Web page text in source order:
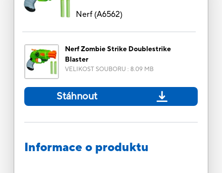
Nerf(A6562)
Nerf Zombie Strike Doublestrike
Blaster
VELIKOST SOUBORU : 8.09 MB
Stáhnout
Informace o produktu